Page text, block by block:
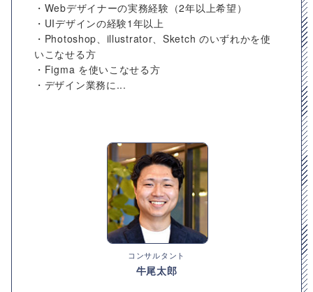
・Webデザイナーの実務経験（2年以上希望）
・UIデザインの経験1年以上
・Photoshop、illustrator、Sketch のいずれかを使
いこなせる方
・Figma を使いこなせる方
・デザイン業務に...
コンサルタント
牛尾太郎